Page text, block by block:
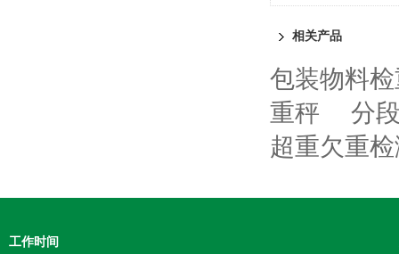
相关产品
包装物料
重秤
分
超重欠重
工作时间